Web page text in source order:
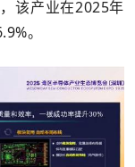
该产业在2025年
。